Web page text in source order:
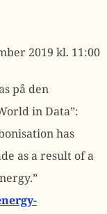
2019 kl. 11:00
på den
in Data”:
has
as a result of a